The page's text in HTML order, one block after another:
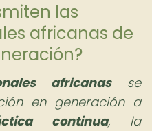
las
africanas de
africanasse
en generación a
continua, la